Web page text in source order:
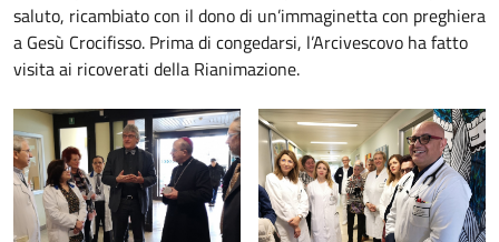
saluto, ricambiato con il dono di un’immaginetta con preghiera
a Gesù Crocifisso. Prima di congedarsi, l’Arcivescovo ha fatto
visita ai ricoverati della Rianimazione.